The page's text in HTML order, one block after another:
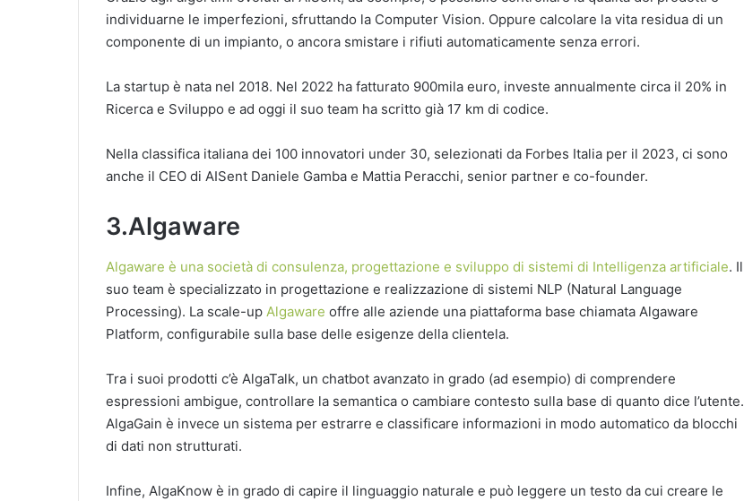
individuarne le imperfezioni, sfruttando la Computer Vision. Oppure calcolare la vita residua di un
componente di un impianto, o ancora smistare i rifiuti automaticamente senza errori.
La startup è nata nel 2018. Nel 2022 ha fatturato 900mila euro, investe annualmente circa il 20% in
Ricerca e Sviluppo e ad oggi il suo team ha scritto già 17 km di codice.
Nella classifica italiana dei 100 innovatori under 30, selezionati da Forbes Italia per il 2023, ci sono
anche il CEO di AISent Daniele Gamba e Mattia Peracchi, senior partner e co-founder.
3.Algaware
Algaware è una società di consulenza, progettazione e sviluppo di sistemi di Intelligenza artificiale. Il
suo team è specializzato in progettazione e realizzazione di sistemi NLP (Natural Language
Processing). La scale-up Algaware offre alle aziende una piattaforma base chiamata Algaware
Platform, configurabile sulla base delle esigenze della clientela.
Tra i suoi prodotti c’è AlgaTalk, un chatbot avanzato in grado (ad esempio) di comprendere
espressioni ambigue, controllare la semantica o cambiare contesto sulla base di quanto dice l’utente.
AlgaGain è invece un sistema per estrarre e classificare informazioni in modo automatico da blocchi
di dati non strutturati.
Infine, AlgaKnow è in grado di capire il linguaggio naturale e può leggere un testo da cui creare le